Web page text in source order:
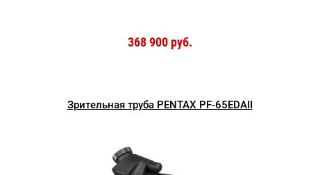
368 900 руб.
Зрительная труба PENTAX PF-65EDAII